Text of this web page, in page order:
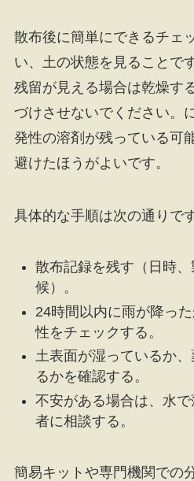
散布後に簡単にできるチェ
い、土の状態を見ることで
残留が見える場合は乾燥す
づけさせないでください。
発性の溶剤が残っている可
避けたほうがよいです。
具体的な手順は次の通りです
散布記録を残す（日時
候）。
24時間以内に雨が降っ
性をチェックする。
土表面が湿っているか
るかを確認する。
不安がある場合は、水
者に相談する。
簡易キットや専門機関での